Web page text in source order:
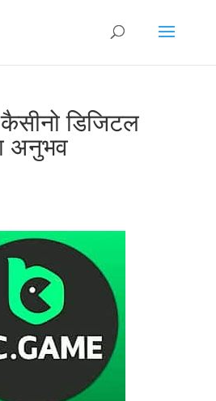
डिजिटल
अनुभव